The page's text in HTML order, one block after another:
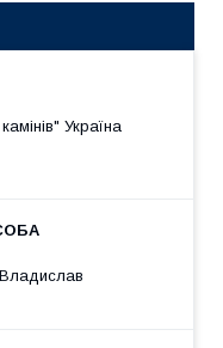
Україна